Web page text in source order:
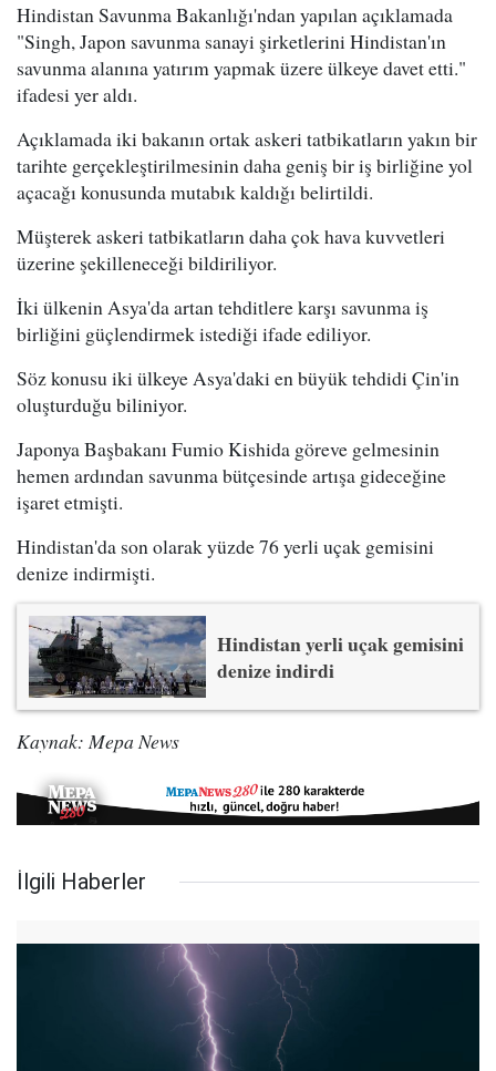
Hindistan Savunma Bakanlığı'ndan yapılan açıklamada
"Singh, Japon savunma sanayi şirketlerini Hindistan'ın
savunma alanına yatırım yapmak üzere ülkeye davet etti."
ifadesi yer aldı.
Açıklamada iki bakanın ortak askeri tatbikatların yakın bir
tarihte gerçekleştirilmesinin daha geniş bir iş birliğine yol
açacağı konusunda mutabık kaldığı belirtildi.
Müşterek askeri tatbikatların daha çok hava kuvvetleri
üzerine şekilleneceği bildiriliyor.
İki ülkenin Asya'da artan tehditlere karşı savunma iş
birliğini güçlendirmek istediği ifade ediliyor.
Söz konusu iki ülkeye Asya'daki en büyük tehdidi Çin'in
oluşturduğu biliniyor.
Japonya Başbakanı Fumio Kishida göreve gelmesinin
hemen ardından savunma bütçesinde artışa gideceğine
işaret etmişti.
Hindistan'da son olarak yüzde 76 yerli uçak gemisini
denize indirmişti.
Hindistan yerli uçak gemisini
denize indirdi
Kaynak: Mepa News
İlgili Haberler